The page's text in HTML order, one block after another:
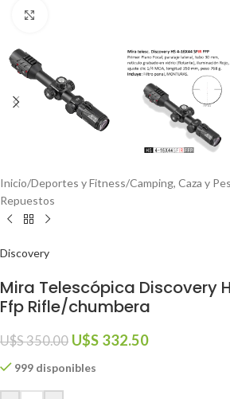
Inicio/Deportes y Fitness/Camping, Caza y
Repuestos
Discovery
Mira Telescópica Discovery
Ffp Rifle/chumbera
U$S350.00 U$S 332.50
999 disponibles